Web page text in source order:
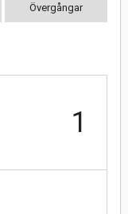
Övergångar
1